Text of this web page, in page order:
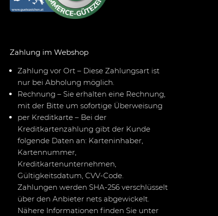
Zahlung im Webshop
Zahlung vor Ort – Diese Zahlungsart ist
nur bei Abholung möglich.
Rechnung – Sie erhalten eine Rechnung,
mit der Bitte um sofortige Überweisung
per Kreditkarte – Bei der
Kreditkartenzahlung gibt der Kunde
folgende Daten an: Karteninhaber,
Kartennummer,
Kreditkartenunternehmen,
Gültigkeitsdatum, CVV-Code.
Zahlungen werden SHA-256 verschlüsselt
über den Anbieter nets abgewickelt.
Nähere Informationen finden Sie unter